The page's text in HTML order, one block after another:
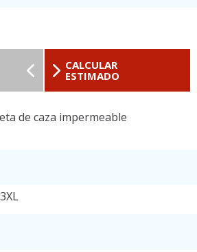
CALCULAR
ESTIMADO
de caza impermeable